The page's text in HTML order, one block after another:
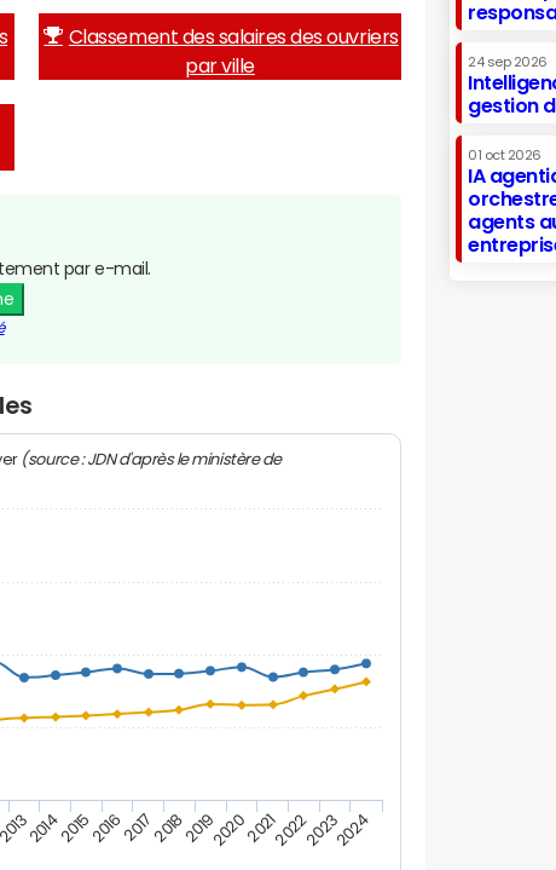
Classement des salaires des ouvriers
par ville
par e-mail.
(source : JDN d'après le ministère de
20142015201620172018201920202021202220232024
24 sep 2026
gestion
01 oct 2026
IA
agents